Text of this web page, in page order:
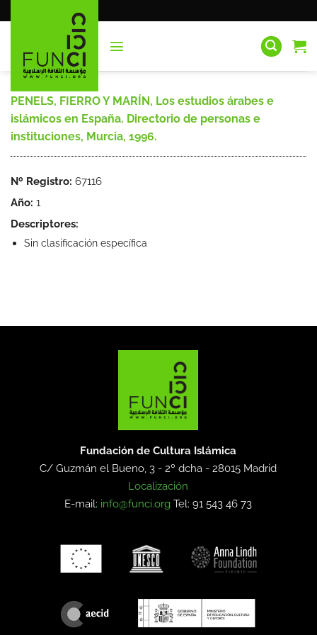
al
PENELS, FIERRO Y MARÍN, Los estudios árabes e
islámicos en España. Directorio de personas e
instituciones, Murcia, 1996.
Nº Registro: 67116
Año: 1
Descriptores:
Sin clasificación específica
Fundación de Cultura Islámica
C/ Guzmán el Bueno, 3 - 2º dcha -28015 Madrid
Localización
E-mail: info@funci.org Tel: 91 543 46 73